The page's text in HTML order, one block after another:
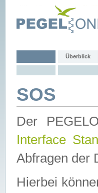
Überblick
SOS
Der
Interface
Abfragen der
Hierbei